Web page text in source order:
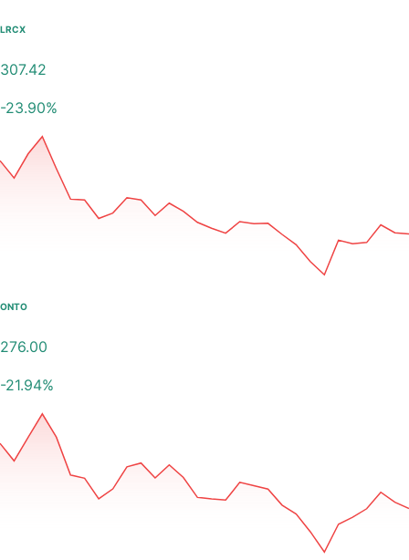
LRCX
307.42
-23.90%
ONTO
276.00
-21.94%